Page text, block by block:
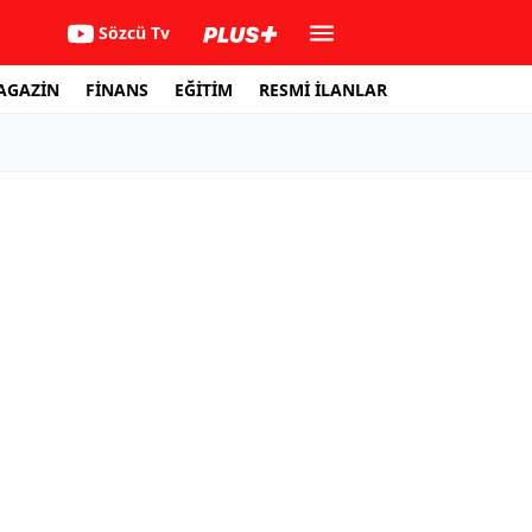
Sözcü Tv
FİNANS EĞİTİM RESMİ İLANLAR